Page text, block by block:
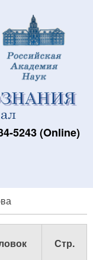
5243 (Online)
Стр.